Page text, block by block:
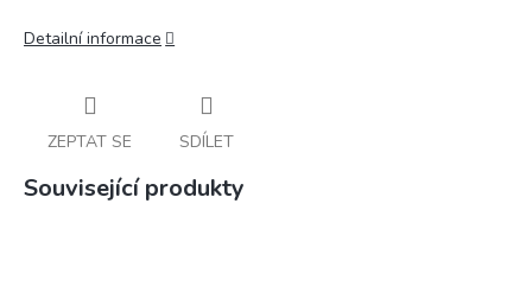
Detailní informace
ZEPTAT SE SDÍLET
Související produkty